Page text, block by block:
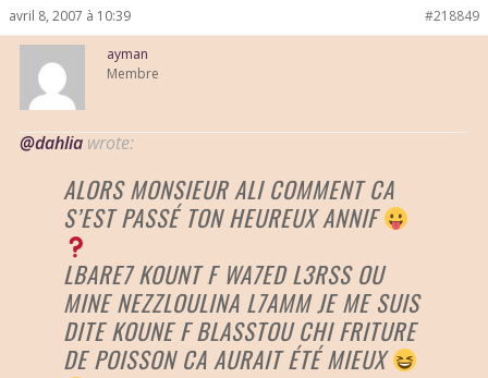
avril 8, 2007 à 10:39 #218849
ayman
Membre
@dahlia wrote:
ALORS MONSIEUR ALI COMMENT CA
S’EST PASSÉ TON HEUREUX ANNIF
LBARE7 KOUNT F WA7ED L3RSS OU
MINE NEZZLOULINA L7AMM JE ME SUIS
DITE KOUNE F BLASSTOU CHI FRITURE
DE POISSON CA AURAIT ÉTÉ MIEUX